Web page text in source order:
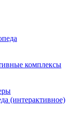
комплексы
(интерактивное)